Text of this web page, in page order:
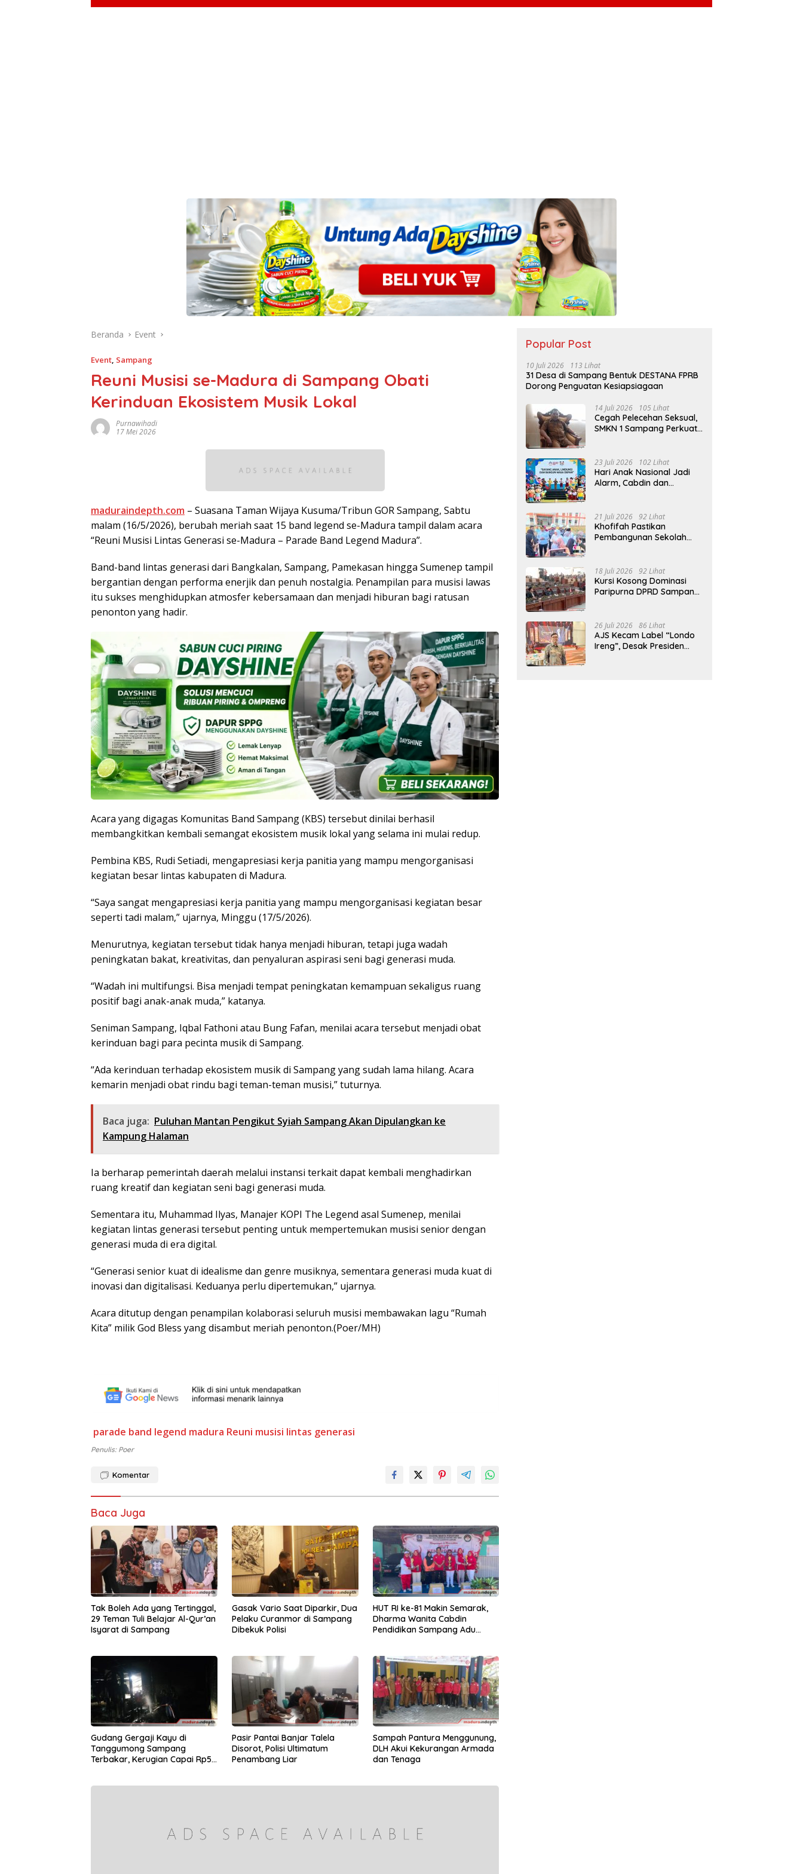
Beranda Event
Event, Sampang
Reuni Musisi se-Madura di Sampang Obati
Kerinduan Ekosistem Musik Lokal
Purnawihadi
17 Mei 2026
maduraindepth.com – Suasana Taman Wijaya Kusuma/Tribun GOR Sampang, Sabtu
malam (16/5/2026), berubah meriah saat 15 band legend se-Madura tampil dalam acara
“Reuni Musisi Lintas Generasi se-Madura – Parade Band Legend Madura”.
Band-band lintas generasi dari Bangkalan, Sampang, Pamekasan hingga Sumenep tampil
bergantian dengan performa enerjik dan penuh nostalgia. Penampilan para musisi lawas
itu sukses menghidupkan atmosfer kebersamaan dan menjadi hiburan bagi ratusan
penonton yang hadir.
Acara yang digagas Komunitas Band Sampang (KBS) tersebut dinilai berhasil
membangkitkan kembali semangat ekosistem musik lokal yang selama ini mulai redup.
Pembina KBS, Rudi Setiadi, mengapresiasi kerja panitia yang mampu mengorganisasi
kegiatan besar lintas kabupaten di Madura.
“Saya sangat mengapresiasi kerja panitia yang mampu mengorganisasi kegiatan besar
seperti tadi malam,” ujarnya, Minggu (17/5/2026).
Menurutnya, kegiatan tersebut tidak hanya menjadi hiburan, tetapi juga wadah
peningkatan bakat, kreativitas, dan penyaluran aspirasi seni bagi generasi muda.
“Wadah ini multifungsi. Bisa menjadi tempat peningkatan kemampuan sekaligus ruang
positif bagi anak-anak muda,” katanya.
Seniman Sampang, Iqbal Fathoni atau Bung Fafan, menilai acara tersebut menjadi obat
kerinduan bagi para pecinta musik di Sampang.
“Ada kerinduan terhadap ekosistem musik di Sampang yang sudah lama hilang. Acara
kemarin menjadi obat rindu bagi teman-teman musisi,” tuturnya.
Baca juga: Puluhan Mantan Pengikut Syiah Sampang Akan Dipulangkan ke
Kampung Halaman
Ia berharap pemerintah daerah melalui instansi terkait dapat kembali menghadirkan
ruang kreatif dan kegiatan seni bagi generasi muda.
Sementara itu, Muhammad Ilyas, Manajer KOPI The Legend asal Sumenep, menilai
kegiatan lintas generasi tersebut penting untuk mempertemukan musisi senior dengan
generasi muda di era digital.
“Generasi senior kuat di idealisme dan genre musiknya, sementara generasi muda kuat di
inovasi dan digitalisasi. Keduanya perlu dipertemukan,” ujarnya.
Acara ditutup dengan penampilan kolaborasi seluruh musisi membawakan lagu “Rumah
Kita” milik God Bless yang disambut meriah penonton.(Poer/MH)
parade band legend madura Reuni musisi lintas generasi
Penulis: Poer
Komentar
Baca Juga
Tak Boleh Ada yang Tertinggal,
29 Teman Tuli Belajar Al-Qur’an
Isyarat di Sampang
Gasak Vario Saat Diparkir, Dua
Pelaku Curanmor di Sampang
Dibekuk Polisi
HUT RI ke-81 Makin Semarak,
Dharma Wanita Cabdin
Pendidikan Sampang Adu
Gudang Gergaji Kayu di
Tanggumong Sampang
Terbakar, Kerugian Capai Rp55
Pasir Pantai Banjar Talela
Disorot, Polisi Ultimatum
Penambang Liar
Sampah Pantura Menggunung,
DLH Akui Kekurangan Armada
dan Tenaga
Popular Post
10 Juli 2026 113 Lihat
31 Desa di Sampang Bentuk DESTANA FPRB
Dorong Penguatan Kesiapsiagaan
14 Juli 2026 105 Lihat
Cegah Pelecehan Seksual,
SMKN 1 Sampang Perkuat
23 Juli 2026 102 Lihat
Hari Anak Nasional Jadi
Alarm, Cabdin dan
Kekerasan Seksual Anak
21 Juli 2026 92 Lihat
Khofifah Pastikan
Pembangunan Sekolah
Indonesia Emas
18 Juli 2026 92 Lihat
Kursi Kosong Dominasi
Paripurna DPRD Sampang,
26 Juli 2026 86 Lihat
AJS Kecam Label “Londo
Ireng”, Desak Presiden